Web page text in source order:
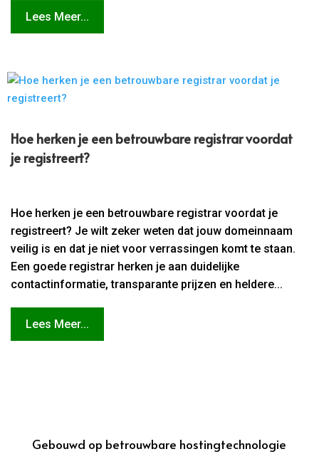
Lees Meer...
Hoe herken je een betrouwbare registrar voordat
je registreert?
Hoe herken je een betrouwbare registrar voordat je
registreert? Je wilt zeker weten dat jouw domeinnaam
veilig is en dat je niet voor verrassingen komt te staan.
Een goede registrar herken je aan duidelijke
contactinformatie, transparante prijzen en heldere...
Lees Meer...
Gebouwd op betrouwbare hostingtechnologie